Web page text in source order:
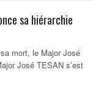
sa hiérarchie
mort, le Major José
José TESAN s’est